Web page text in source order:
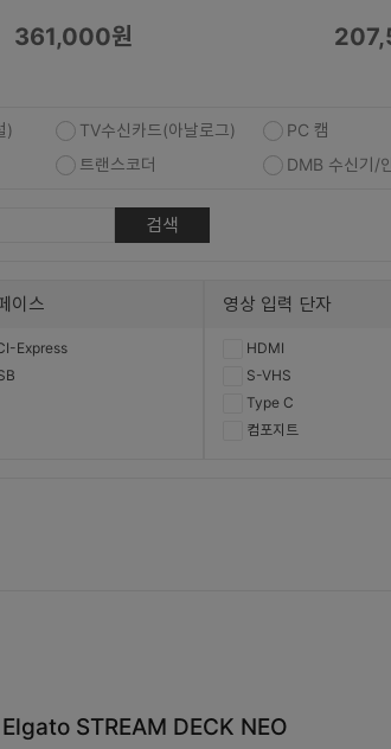
361,000원
) TV수신카드(아날로그) PC 캠
트랜스코더 DMB 수신기/
검색
이스
Express
영상 입력 단자
HDMI
S-VHS
Type C
컴포지트
Elgato STREAM DECK NEO